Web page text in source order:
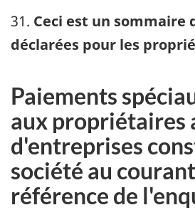
31. Ceci est un sommaire
déclarées pour les
Paiements
aux propriétaires
d'entreprises
société au
référence de